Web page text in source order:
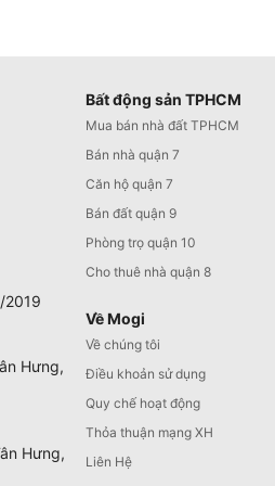
Bất động sản TPHCM
Mua bán nhà đất TPHCM
Bán nhà quận 7
Căn hộ quận 7
Bán đất quận 9
Phòng trọ quận 10
Cho thuê nhà quận 8
Về Mogi
Về chúng tôi
Điều khoản sử dụng
Quy chế hoạt động
Thỏa thuận mạng XH
Liên Hệ
2019
Hưng,
Hưng,